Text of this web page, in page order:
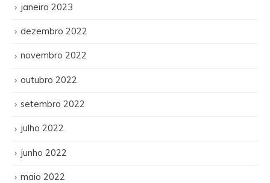
janeiro 2023
dezembro 2022
novembro 2022
outubro 2022
setembro 2022
julho 2022
junho 2022
maio 2022